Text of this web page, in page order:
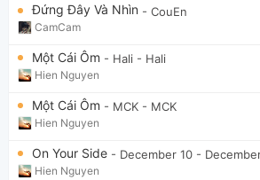
Đứng Đây Và Nhìn - CouEn
CamCam
Một Cái Ôm - Hali - Hali
Hien Nguyen
Một Cái Ôm - MCK - MCK
Hien Nguyen
On Your Side - December 10 -
Hien Nguyen